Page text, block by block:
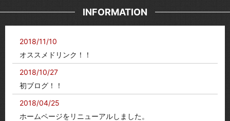
INFORMATION
2018/11/10
オススメドリンク！！
2018/10/27
初ブログ！！
2018/04/25
ホームページをリニューアルしました。